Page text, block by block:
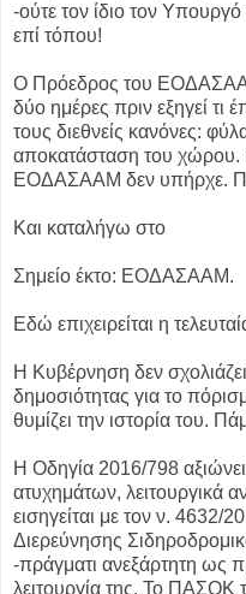
-ούτε τον ίδιο τον
επί τόπου!
Ο Πρόεδρος του
δύο ημέρες πριν εξηγεί τι
τους διεθνείς κανόνες:
αποκατάσταση του χώρου.
ΕΟΔΑΣΑΑΜ δεν υπήρχε.
Και καταλήγω στο
Σημείο έκτο: ΕΟΔΑΣΑΑΜ.
Εδώ επιχειρείται η
Η Κυβέρνηση δεν
δημοσιότητας για το
θυμίζει την ιστορία του.
Η Οδηγία 2016/798
ατυχημάτων, λειτουργικά
εισηγείται με τον ν.
Διερεύνησης
-πράγματι ανεξάρτητη ως
λειτουργία της. Το ΠΑΣΟΚ